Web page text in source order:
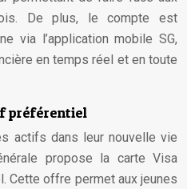
De plus, le compte est
via l’application mobile SG,
en temps réel et en toute
préférentiel
actifs dans leur nouvelle vie
propose la carte Visa
Cette offre permet aux jeunes